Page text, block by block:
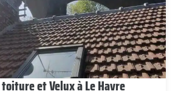
et Velux à Le Havre